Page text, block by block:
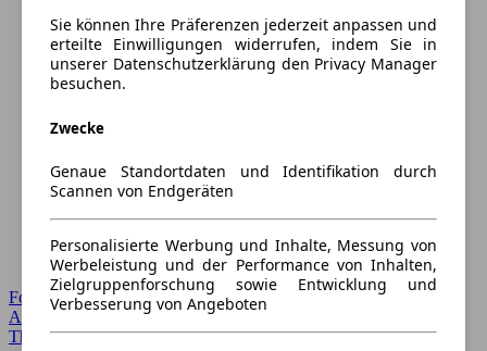
Forum Startseite
Alle Auto-Foren
Themen-Forum
Sie können Ihre Präferenzen jederzeit anpassen und
erteilte Einwilligungen widerrufen, indem Sie in
unserer Datenschutzerklärung den Privacy Manager
besuchen.
Zwecke
Genaue Standortdaten und Identifikation durch
Scannen von Endgeräten
Personalisierte Werbung und Inhalte, Messung von
Werbeleistung und der Performance von Inhalten,
Zielgruppenforschung sowie Entwicklung und
Verbesserung von Angeboten